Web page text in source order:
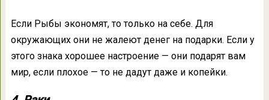
Если Рыбы экономят, то только на себе. Для
окружающих они не жалеют денег на подарки. Если у
этого знака хорошее настроение — они подарят вам
мир, если плохое — то не дадут даже и копейки.